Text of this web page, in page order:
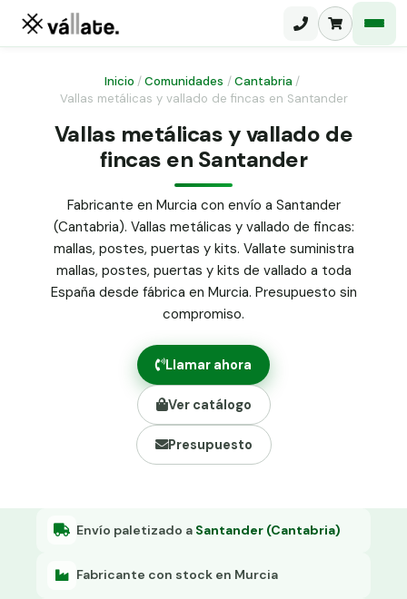
Malla ganadera
Malla simple torsión
Malla triple torsión
Panel malla H.
Puerta abatible dos hojas
Puerta acceso peatonal
Poste malla Hércules
Poste malla simple torsión
Alambre de espino galvanizado
Abrazadera PVC malla H.
Grapa malla H.
Grapadora
Tensor galvanizado
Inicio /Comunidades / Cantabria /
Vallas metálicas y vallado de fincas en Santander
Vallas metálicas y vallado de
fincas en Santander
Fabricante en Murcia con envío a Santander
(Cantabria). Vallas metálicas y vallado de fincas:
mallas, postes, puertas y kits. Vallate suministra
mallas, postes, puertas y kits de vallado a toda
España desde fábrica en Murcia. Presupuesto sin
compromiso.
Llamar ahora
Ver catálogo
Presupuesto
Envío paletizado a Santander (Cantabria)
Fabricante con stock en Murcia